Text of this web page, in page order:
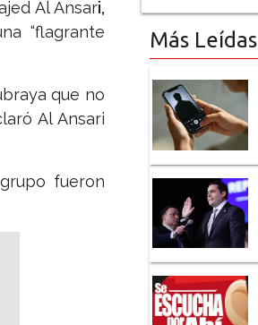
Al Ansari,
“flagrante
que no
Al Ansari
fueron
Más Leídas